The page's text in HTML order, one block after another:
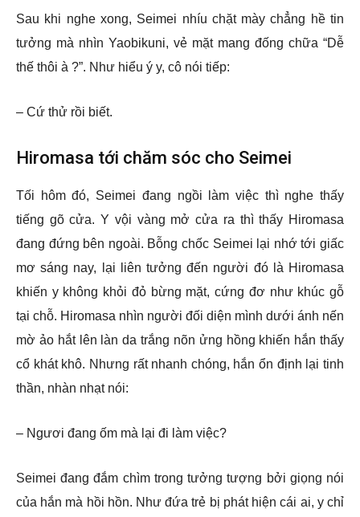
Sau khi nghe xong, Seimei nhíu chặt mày chẳng hề tin
tưởng mà nhìn Yaobikuni, vẻ mặt mang đống chữa “Dễ
thế thôi à ?”. Như hiểu ý y, cô nói tiếp:
– Cứ thử rồi biết.
Hiromasa tới chăm sóc cho Seimei
Tối hôm đó, Seimei đang ngồi làm việc thì nghe thấy
tiếng gõ cửa. Y vội vàng mở cửa ra thì thấy Hiromasa
đang đứng bên ngoài. Bỗng chốc Seimei lại nhớ tới giấc
mơ sáng nay, lại liên tưởng đến người đó là Hiromasa
khiến y không khỏi đỏ bừng mặt, cứng đơ như khúc gỗ
tại chỗ. Hiromasa nhìn người đối diện mình dưới ánh nến
mờ ảo hắt lên làn da trắng nõn ửng hồng khiến hắn thấy
cổ khát khô. Nhưng rất nhanh chóng, hắn ổn định lại tinh
thần, nhàn nhạt nói:
– Ngươi đang ốm mà lại đi làm việc?
Seimei đang đắm chìm trong tưởng tượng bởi giọng nói
của hắn mà hồi hồn. Như đứa trẻ bị phát hiện cái ai, y chỉ